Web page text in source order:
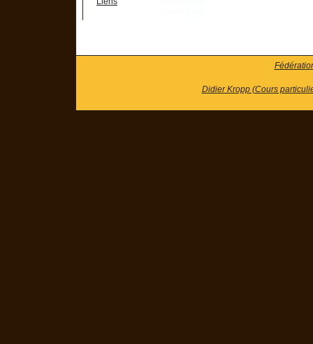
Didier Kropp (Cours